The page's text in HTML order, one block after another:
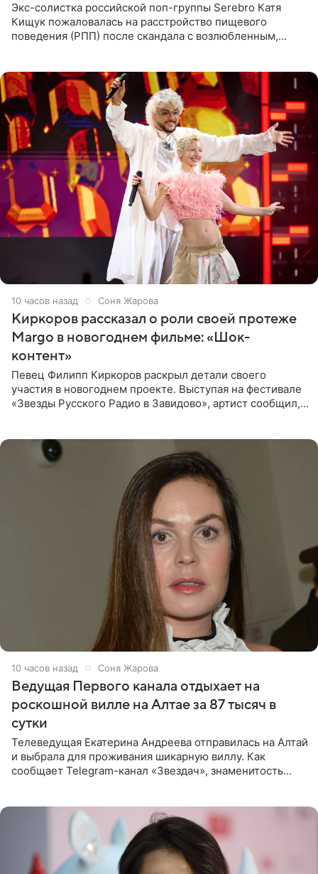
Экс-солистка российской поп-группы Serebro Катя
Кищук пожаловалась на расстройство пищевого
поведения (РПП) после скандала с возлюбленным,
10 часов назад Соня Жарова
Киркоров рассказал о роли своей протеже
Margo в новогоднем фильме: «Шок-
контент»
Певец Филипп Киркоров раскрыл детали своего
участия в новогоднем проекте. Выступая на фестивале
«Звезды Русского Радио в Завидово», артист сообщил,
10 часов назад Соня Жарова
Ведущая Первого канала отдыхает на
роскошной вилле на Алтае за 87 тысяч в
сутки
Телеведущая Екатерина Андреева отправилась на Алтай
и выбрала для проживания шикарную виллу. Как
сообщает Telegram-канал «Звездач», знаменитость